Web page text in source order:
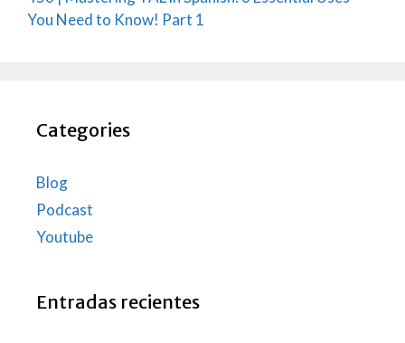
You Need to Know! Part 1
Categories
Blog
Podcast
Youtube
Entradas recientes